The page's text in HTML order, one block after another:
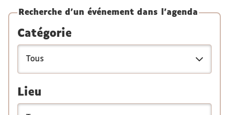
Recherche d'un événement dans l'agenda
Catégorie
Lieu